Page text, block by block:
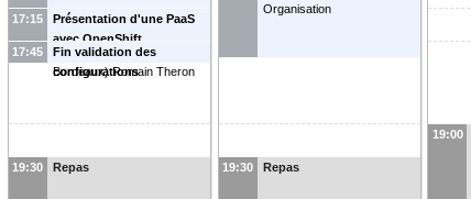
Facq
IMB - Institut de
Mathématiques de Bordeaux
- CNRS - Universté de
Bordeaux) Romain Theron
17:15
Présentation d'une PaaS
avec OpenShift
17:45
Fin validation des
configurations
19:30 Repas
Organisation
19:30 Repas
19:00